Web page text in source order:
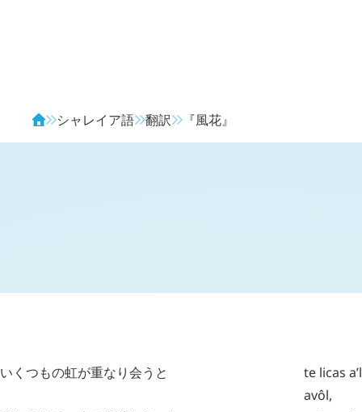
シャレイア語 翻訳 『風花』
いくつもの虹が重なり会うと te licas a’l
avôl,